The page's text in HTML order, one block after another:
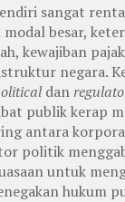
sangat
besar,
kewajiban
negara.
dan
publik kerap
antara
politik
untuk
hukum